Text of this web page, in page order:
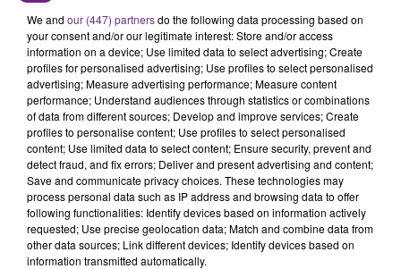
10h07
10h07
JOHN LEGEND
All Of Me
10h04
10h04
MYLES SMITH & NIALL HORAN
Drive Safe
We and our (447) partnersdo the following data processing based on
your consent and/or our legitimate interest: Store and/or access
information on a device; Use limited data to select advertising; Create
profiles for personalised advertising; Use profiles to select personalised
advertising; Measure advertising performance; Measure content
performance; Understand audiences through statistics or combinations
of data from different sources; Develop and improve services; Create
profiles to personalise content; Use profiles to select personalised
content; Use limited data to select content; Ensure security, prevent and
detect fraud, and fix errors; Deliver and present advertising and content;
Save and communicate privacy choices. These technologies may
process personal data such as IP address and browsing data to offer
following functionalities: Identify devices based on information actively
requested; Use precise geolocation data; Match and combine data from
other data sources; Link different devices; Identify devices based on
information transmitted automatically.